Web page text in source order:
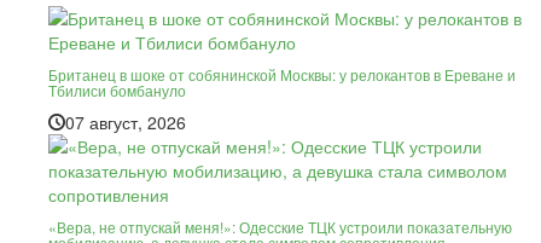
Британец в шоке от собянинской Москвы: у релокантов в Ереване и
Тбилиси бомбануло
07 август, 2026
«Вера, не отпускай меня!»: Одесские ТЦК устроили показательную